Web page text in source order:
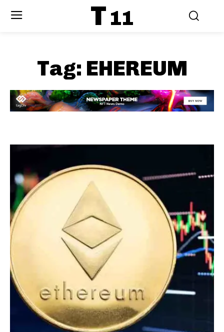
T 11
Tag: EHEREUM